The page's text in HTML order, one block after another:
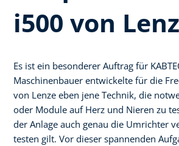
i500 von
Es ist ein besonderer Auftrag für
Maschinenbauer entwickelte für die
von Lenze eben jene Technik, die
oder Module auf Herz und Nieren zu
der Anlage auch genau die Umrichter
testen gilt. Vor dieser spannenden